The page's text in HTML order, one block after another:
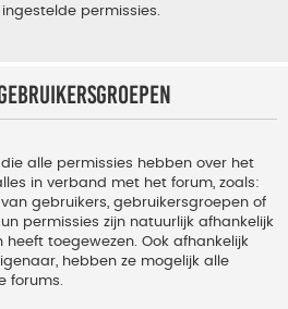
permissies.
alle permissies hebben over het
in verband met het forum, zoals:
gebruikers, gebruikersgroepen of
permissies zijn natuurlijk afhankelijk
toegewezen. Ook afhankelijk
hebben ze mogelijk alle
forums.